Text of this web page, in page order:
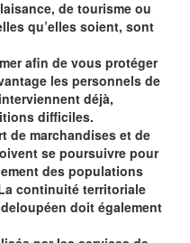
de tourisme ou
qu’elles soient, sont
afin de vous protéger
les personnels de
déjà,
difficiles.
de marchandises et de
se poursuivre pour
des populations
continuité territoriale
doit également